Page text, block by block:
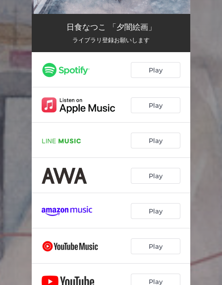
日食なつこ 「夕闇絵画」
ライブラリ登録お願いします
Play
Play
Play
Play
Play
Play
Play